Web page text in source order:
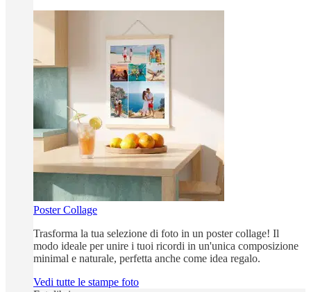
Poster Collage
Trasforma la tua selezione di foto in un poster collage! Il
modo ideale per unire i tuoi ricordi in un'unica composizione
minimal e naturale, perfetta anche come idea regalo.
Vedi tutte le stampe foto